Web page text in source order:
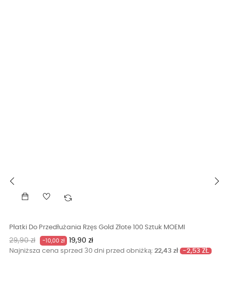
Płatki Do Przedłużania Rzęs Gold Złote 100 Sztuk MOEMI
Cena
podstawowa
29,90 zł -10,00 zł Cena
19,90 zł
Najniższa cena sprzed 30 dni przed obniżką: 22,43 zł -2,53 ZŁ